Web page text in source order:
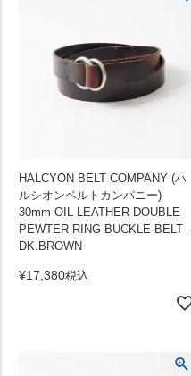
HALCYON BELT COMPANY (ハ
ルシオンベルトカンパニー)
30mm OIL LEATHER DOUBLE
PEWTER RING BUCKLE BELT -
DK.BROWN
¥17,380税込